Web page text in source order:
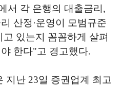
서 각 은행의 대출금리 ,
산정 ·운영이
모범규준
고 있는지 꼼꼼하게 살펴
한다"고 경고했다.
지난 23일 증권업계 최고